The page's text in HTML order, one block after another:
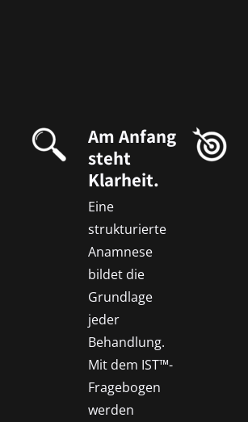
Am Anfang
steht
Klarheit.
Eine
strukturierte
Anamnese
bildet die
Grundlage
jeder
Behandlung.
Mit dem IST™-
Fragebogen
werden